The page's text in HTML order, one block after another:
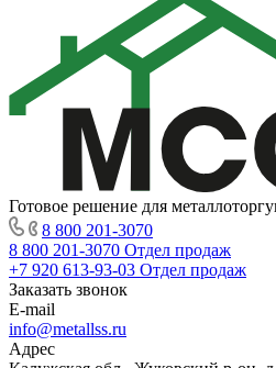
Готовое решение для
8 800 201-3070
8 800 201-3070 Отдел продаж
+7 920 613-93-03 Отдел продаж
Заказать звонок
E-mail
info@metallss.ru
Адрес